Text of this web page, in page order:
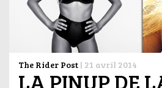
The Rider Post | 21 avril 2014
LA PINUP DE